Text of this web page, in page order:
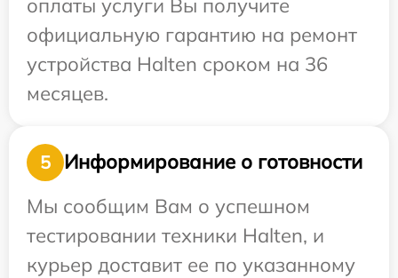
оплаты услуги Вы получите
официальную гарантию на ремонт
устройства Halten сроком на 36
месяцев.
5
Информирование о готовности
Мы сообщим Вам о успешном
тестировании техники Halten, и
курьер доставит ее по указанному